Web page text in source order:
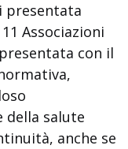
presentata
Associazioni
con il
salute
anche se